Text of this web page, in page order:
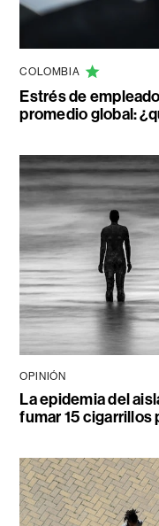
COLOMBIA
Estrés de
promedio global:
OPINIÓN
La epidemia del
fumar 15 cigarrillos